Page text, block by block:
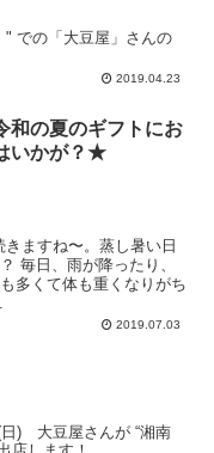
での「大豆屋」さんの
2019.04.23
の夏のギフトにお
いかが？★
ますね〜。蒸し暑い日
毎日、雨が降ったり、
多くて体も重くなりがち
2019.07.03
) 大豆屋さんが “湘南